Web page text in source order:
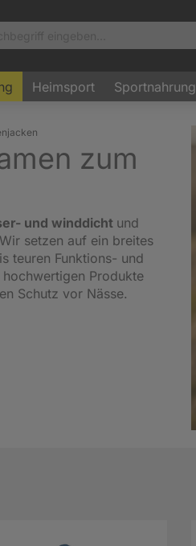
Heimsport Sportnahrung
zum
und winddicht und
setzen auf ein breites
teuren Funktions- und
Produkte
Schutz vor Nässe.